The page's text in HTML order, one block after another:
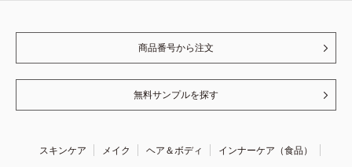
商品番号から注文
無料サンプルを探す
スキンケア メイク ヘア＆ボディ
インナーケア（食品）